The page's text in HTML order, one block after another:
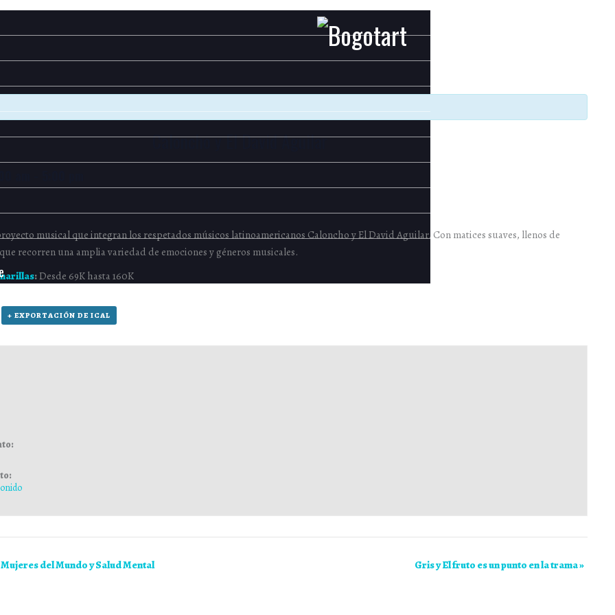
Caloncho y El David Aguilar
musical que integran los respetados músicos latinoamericanos Caloncho y El David Aguilar. Con matices suaves, llenos de
recorren una amplia variedad de emociones y géneros musicales.
:Desde 69K hasta 160K
+ EXPORTACIÓN DE ICAL
del Mundo y Salud Mental Gris y El fruto es un punto en la trama»